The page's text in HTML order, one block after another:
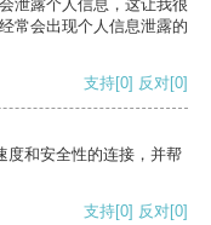
泄露个人信息，这让我很
常会出现个人信息泄露的
支持[0] 反对[0]
度和安全性的连接，并帮
支持[0] 反对[0]